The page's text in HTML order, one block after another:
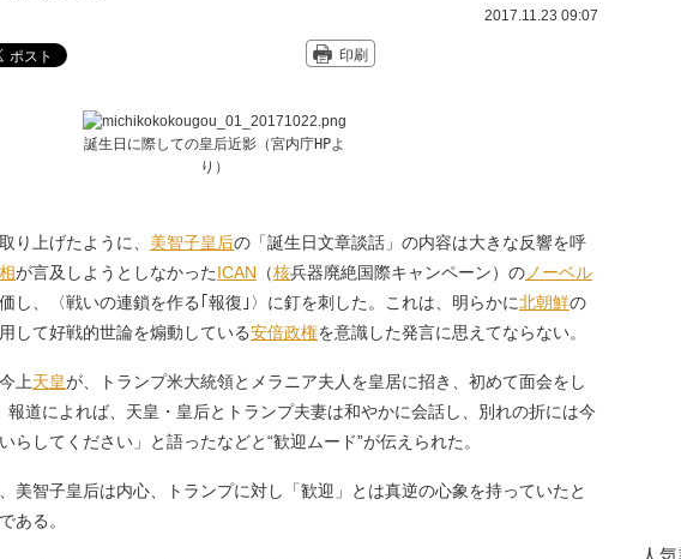
2017.11.23 09:07
印刷
誕生日に際しての皇后近影（宮内庁HPよ
り）
り上げたように、 美智子皇后の「誕生日文章談話」の内容は大きな反響を呼
が言及しようとしなかったICAN （核兵器廃絶国際キャンペーン）の ノーベル
し、〈戦いの連鎖を作る｢報復｣〉に釘を刺した。これは、明らかに北朝鮮の
して好戦的世論を煽動している安倍政権を意識した発言に思えてならない。
上天皇が、トランプ米大統領とメラニア夫人を皇居に招き、初めて面会をし
報道によれば、天皇・皇后とトランプ夫妻は和やかに会話し、別れの折には今
らしてください」と語ったなどと“歓迎ムード”が伝えられた。
美智子皇后は内心、トランプに対し「歓迎」とは真逆の心象を持っていたと
ある。